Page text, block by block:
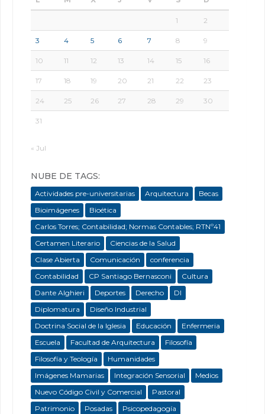
1 2
3 4 5 6 7 8 9
10 11 12 13 14 15 16
17 18 19 20 21 22 23
24 25 26 27 28 29 30
31
« Jul
NUBE DE TAGS:
Actividades pre-universitarias Arquitectura
Becas
Bioimágenes
Bioética
Carlos Torres; Contabilidad; Normas Contables; RTNº41
Certamen Literario
Ciencias de la Salud
Clase Abierta
Comunicación
conferencia
Contabilidad
CP Santiago Bernasconi
Cultura
Dante Alghieri
Deportes Derecho
DI
Diplomatura
Diseño Industrial
Doctrina Social de la Iglesia
Educación
Enfermeria
Escuela
Facultad de Arquitectura
Filosofía
Filosofía y Teología
Humanidades
Imágenes Mamarias
Integración Sensorial
Medios
Nuevo Código Civil y Comercial
Pastoral
Patrimonio
Posadas
Psicopedagogía